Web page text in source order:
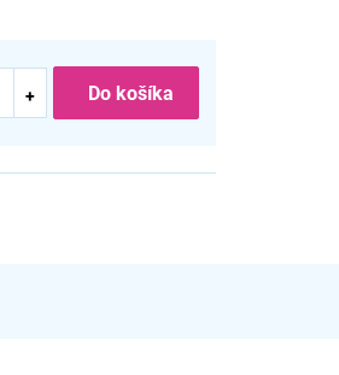
Do košíka